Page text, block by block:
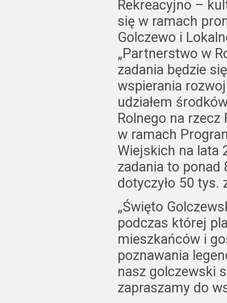
Rekreacyjno –
się w ramach
Golczewo i
„Partnerstwo w
zadania będzie
wspierania
udziałem
Rolnego na
w ramach
Wiejskich na lata
zadania to ponad
dotyczyło 50 tys.
„Święto
podczas której
mieszkańców i
poznawania
nasz golczewski
zapraszamy do